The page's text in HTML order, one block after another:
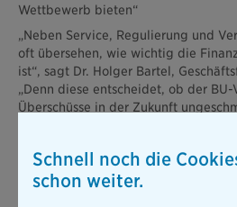
Wettbewerb bieten“
„Neben Service, Regulierung und
oft übersehen, wie wichtig die
ist“, sagt Dr. Holger Bartel,
„Denn diese entscheidet, ob der BU-
Überschüsse in der Zukunft
Hintergrund: Aufgrund der niedrigen
Lebensversicherer die
Lebensversicherungsprodukte auf
Schnell noch die
schon weiter.